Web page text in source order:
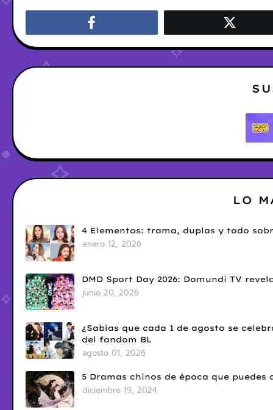
LO
4 Elementos: trama, duplas y todo
enero 12, 2026
DMD Sport Day 2026: Domundi TV
junio 20, 2026
¿Sabías que cada 1 de agosto se
del fandom BL
agosto 01, 2026
5 Dramas chinos de época que
diciembre 19, 2024